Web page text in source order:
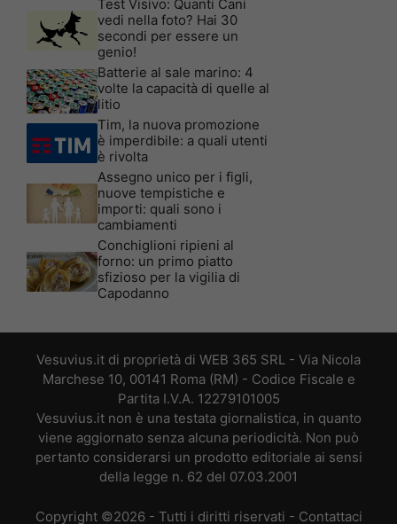
Test Visivo: Quanti Cani
vedi nella foto? Hai 30
secondi per essere un
genio!
Batterie al sale marino: 4
volte la capacità di quelle al
litio
Tim, la nuova promozione
è imperdibile: a quali utenti
è rivolta
Assegno unico per i figli,
nuove tempistiche e
importi: quali sono i
cambiamenti
Conchiglioni ripieni al
forno: un primo piatto
sfizioso per la vigilia di
Capodanno
Vesuvius.it di proprietà di WEB 365 SRL - Via Nicola
Marchese 10, 00141 Roma (RM) - Codice Fiscale e
Partita I.V.A. 12279101005
Vesuvius.it non è una testata giornalistica, in quanto
viene aggiornato senza alcuna periodicità. Non può
pertanto considerarsi un prodotto editoriale ai sensi
della legge n. 62 del 07.03.2001
Copyright ©2026 - Tutti i diritti riservati - Contattaci